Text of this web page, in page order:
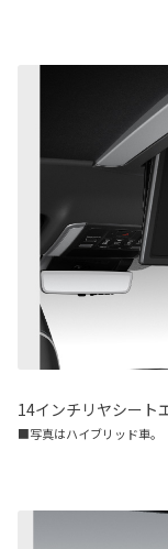
14インチリヤシート
■写真はハイブリッド車。